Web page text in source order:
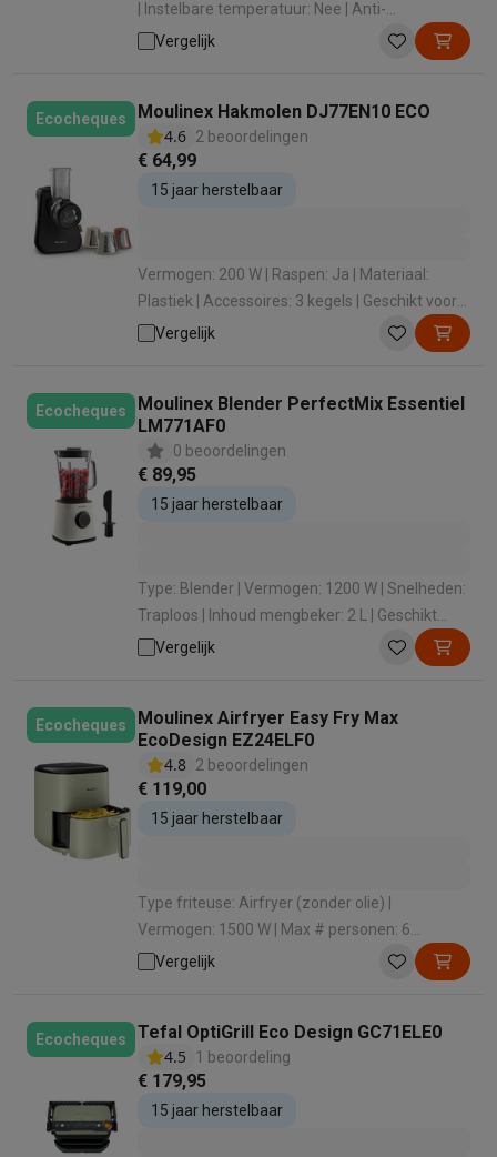
| Instelbare temperatuur: Nee | Anti-
aanbaklaag: Ja | Geschikt voor vaatwasser: Ja
Vergelijk
Ecocheques
Moulinex Hakmolen DJ77EN10 ECO
4.6 2 beoordelingen
€ 64,99
15 jaar herstelbaar
Vermogen: 200 W | Raspen: Ja | Materiaal:
Plastiek | Accessoires: 3 kegels | Geschikt voor
vaatwasmachine: Ja
Vergelijk
Ecocheques
Moulinex Blender PerfectMix Essentiel
LM771AF0
0 beoordelingen
€ 89,95
15 jaar herstelbaar
Type: Blender | Vermogen: 1200 W | Snelheden:
Traploos | Inhoud mengbeker: 2 L | Geschikt
voor vaatwasmachine: Ja
Vergelijk
Ecocheques
Moulinex Airfryer Easy Fry Max
EcoDesign EZ24ELF0
4.8 2 beoordelingen
€ 119,00
15 jaar herstelbaar
Type friteuse: Airfryer (zonder olie) |
Vermogen: 1500 W | Max # personen: 6
personen (XL) | Automatische programma's: Ja
Vergelijk
Ecocheques
Tefal OptiGrill Eco Design GC71ELE0
4.5
1 beoordeling
€ 179,95
15 jaar herstelbaar